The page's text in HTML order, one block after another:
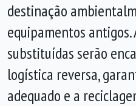
destinação
equipamentos antigos.
substituídas serão
logística reversa,
adequado e a